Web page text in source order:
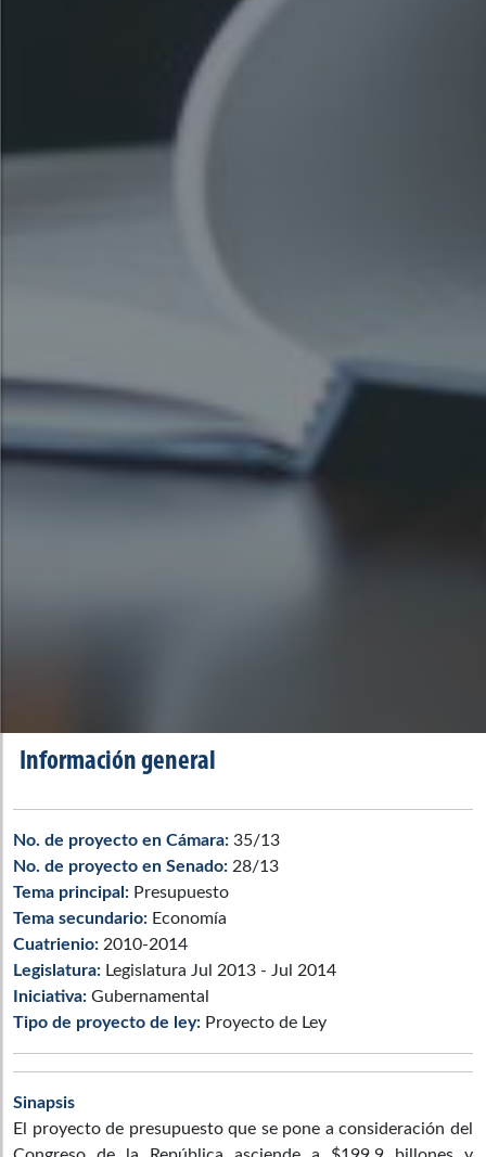
Información general
No. de proyecto en Cámara: 35/13
No. de proyecto en Senado: 28/13
Tema principal: Presupuesto
Tema secundario: Economía
Cuatrienio: 2010-2014
Legislatura: Legislatura Jul 2013 - Jul 2014
Iniciativa: Gubernamental
Tipo de proyecto de ley: Proyecto de Ley
Sinapsis
El proyecto de presupuesto que se pone a consideración del